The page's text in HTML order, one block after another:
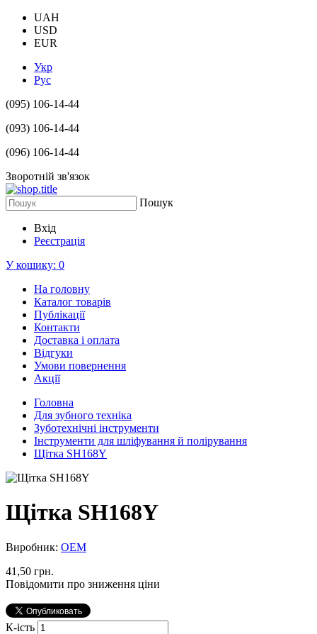
UAH
USD
EUR
Укр
Рус
(095) 106-14-44
(093) 106-14-44
(096) 106-14-44
Зворотній зв'язок
Пошук
Вхід
Реєстрація
У кошику: 0
На головну
Каталог товарів
Публікації
Контакти
Доставка і оплата
Відгуки
Умови повернення
Акції
Головна
Для зубного техніка
Зуботехнічні інструменти
Інструменти для шліфування й полірування
Щітка SH168Y
Щітка SH168Y
Виробник: ОЕМ
41,50 грн.
Повідомити про зниження ціни
К-ість